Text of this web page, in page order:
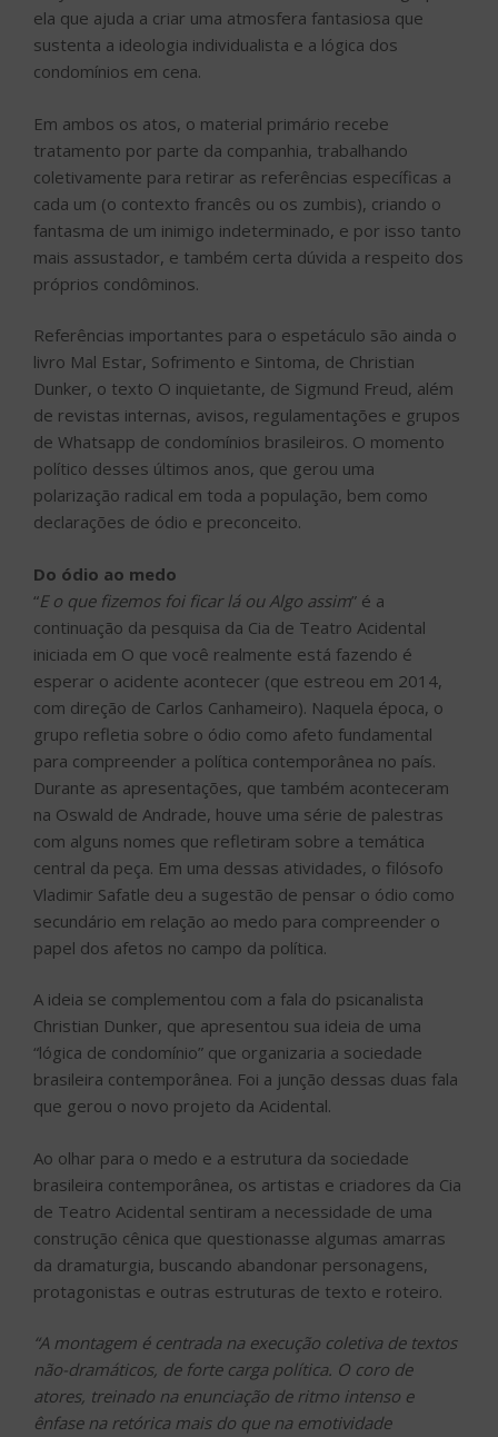
ela que ajuda a criar uma atmosfera fantasiosa que
sustenta a ideologia individualista e a lógica dos
condomínios em cena.
Em ambos os atos, o material primário recebe
tratamento por parte da companhia, trabalhando
coletivamente para retirar as referências específicas a
cada um (o contexto francês ou os zumbis), criando o
fantasma de um inimigo indeterminado, e por isso tanto
mais assustador, e também certa dúvida a respeito dos
próprios condôminos.
Referências importantes para o espetáculo são ainda o
livro Mal Estar, Sofrimento e Sintoma, de Christian
Dunker, o texto O inquietante, de Sigmund Freud, além
de revistas internas, avisos, regulamentações e grupos
de Whatsapp de condomínios brasileiros. O momento
político desses últimos anos, que gerou uma
polarização radical em toda a população, bem como
declarações de ódio e preconceito.
Do ódio ao medo
“E o que fizemos foi ficar lá ou Algo assim” é a
continuação da pesquisa da Cia de Teatro Acidental
iniciada em O que você realmente está fazendo é
esperar o acidente acontecer (que estreou em 2014,
com direção de Carlos Canhameiro). Naquela época, o
grupo refletia sobre o ódio como afeto fundamental
para compreender a política contemporânea no país.
Durante as apresentações, que também aconteceram
na Oswald de Andrade, houve uma série de palestras
com alguns nomes que refletiram sobre a temática
central da peça. Em uma dessas atividades, o filósofo
Vladimir Safatle deu a sugestão de pensar o ódio como
secundário em relação ao medo para compreender o
papel dos afetos no campo da política.
A ideia se complementou com a fala do psicanalista
Christian Dunker, que apresentou sua ideia de uma
“lógica de condomínio” que organizaria a sociedade
brasileira contemporânea. Foi a junção dessas duas fala
que gerou o novo projeto da Acidental.
Ao olhar para o medo e a estrutura da sociedade
brasileira contemporânea, os artistas e criadores da Cia
de Teatro Acidental sentiram a necessidade de uma
construção cênica que questionasse algumas amarras
da dramaturgia, buscando abandonar personagens,
protagonistas e outras estruturas de texto e roteiro.
“A montagem é centrada na execução coletiva de textos
não-dramáticos, de forte carga política. O coro de
atores, treinado na enunciação de ritmo intenso e
ênfase na retórica mais do que na emotividade